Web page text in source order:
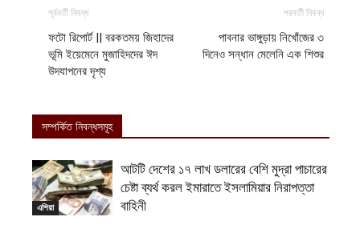
পূর্ববর্তী নিবন্ধ
ফটো রিপোর্ট || বরকতময় জিহাদের
ভূমি ইয়েমেনে মুজাহিদদের ঈদ
উদযাপনের দৃশ্য
পরবর্তী নিবন্ধ
পাবনার ভাঙ্গুড়ায় নিখোঁজের ৩
দিনেও সন্ধান মেলেনি এক শিশুর
সম্পর্কিত নিবন্ধসমূহ
এশিয়া
আটটি দেশের ১৭ লাখ ডলারের বেশি মুদ্রা পাচারের
চেষ্টা ব্যর্থ করল ইমারাতে ইসলামিয়ার নিরাপত্তা
বাহিনী